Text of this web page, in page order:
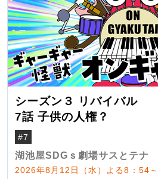
シーズン３ リバイバル
7話 子供の人権？
#7
湖池屋SDGｓ劇場サスとテナ
2026年8月12日（水）よる8：54